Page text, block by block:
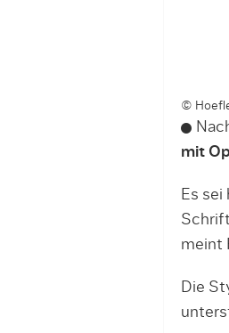
©
mit
Es
meint
Die